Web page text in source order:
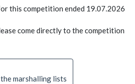
this competition ended 19.07.2026
come directly to the competition
marshalling lists